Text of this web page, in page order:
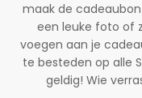
maak de
een leuke foto of
voegen aan je
te besteden op alle
geldig! Wie